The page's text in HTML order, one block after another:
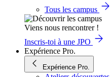
Tous les campus
Viens nous rencontrer !
Inscris-toi à une JPO
Expérience Pro.
Expérience Pro.